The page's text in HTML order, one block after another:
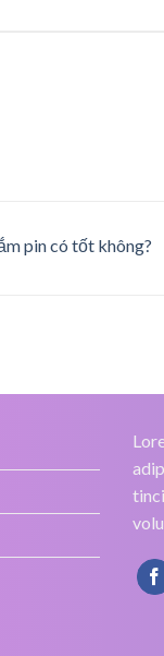
pin có tốt không?